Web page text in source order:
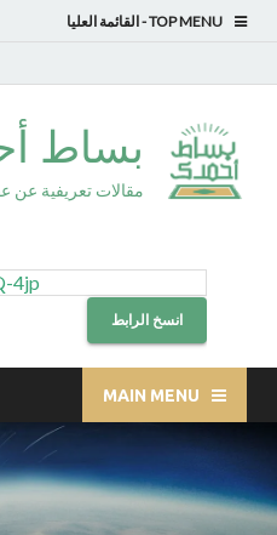
TOP MENU
بساط
مقالات تعريفية عن
انسخ الرابط
MAIN MENU